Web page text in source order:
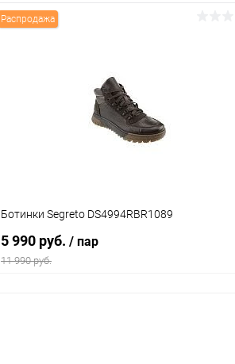
Распродажа
Ботинки Segreto DS4994RBR1089
5 990 руб. / пар
11 990 руб.